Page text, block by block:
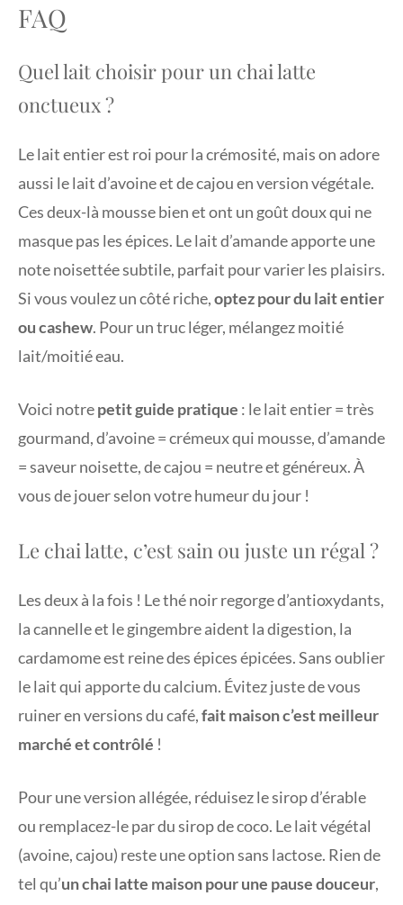
FAQ
Quel lait choisir pour un chai latte
onctueux ?
Le lait entier est roi pour la crémosité, mais on adore
aussi le lait d’avoine et de cajou en version végétale.
Ces deux-là mousse bien et ont un goût doux qui ne
masque pas les épices. Le lait d’amande apporte une
note noisettée subtile, parfait pour varier les plaisirs.
Si vous voulez un côté riche,optez pour du lait entier
ou cashew. Pour un truc léger, mélangez moitié
lait/moitié eau.
Voici notrepetit guide pratique : le lait entier = très
gourmand, d’avoine = crémeux qui mousse, d’amande
= saveur noisette, de cajou = neutre et généreux. À
vous de jouer selon votre humeur du jour !
Le chai latte, c’est sain ou juste un régal ?
Les deux à la fois ! Le thé noir regorge d’antioxydants,
la cannelle et le gingembre aident la digestion, la
cardamome est reine des épices épicées. Sans oublier
le lait qui apporte du calcium. Évitez juste de vous
ruiner en versions du café,fait maison c’est meilleur
marché et contrôlé !
Pour une version allégée, réduisez le sirop d’érable
ou remplacez-le par du sirop de coco. Le lait végétal
(avoine, cajou) reste une option sans lactose. Rien de
tel qu’un chai latte maison pour une pause douceur,